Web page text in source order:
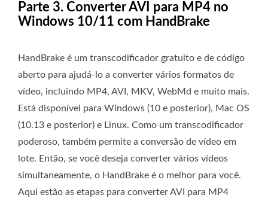
Parte 3. Converter AVI para MP4 no
Windows 10/11 com HandBrake
HandBrake é um transcodificador gratuito e de código
aberto para ajudá-lo a converter vários formatos de
vídeo, incluindo MP4, AVI, MKV, WebMd e muito mais.
Está disponível para Windows (10 e posterior), Mac OS
(10.13 e posterior) e Linux. Como um transcodificador
poderoso, também permite a conversão de vídeo em
lote. Então, se você deseja converter vários vídeos
simultaneamente, o HandBrake é o melhor para você.
Aqui estão as etapas para converter AVI para MP4